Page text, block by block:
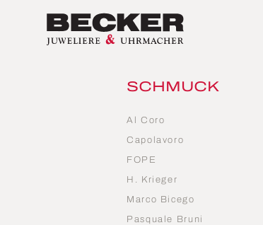
SCHMUCK
Al Coro
Capolavoro
FOPE
H. Krieger
Marco Bicego
Pasquale Bruni